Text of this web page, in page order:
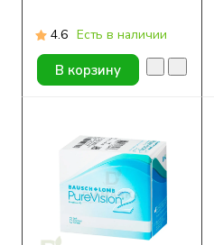
4.6 Есть в наличии
В корзину